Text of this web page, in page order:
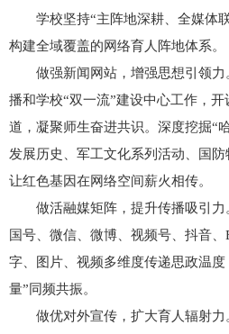
学校坚持“主阵地深耕、全媒体
构建全域覆盖的网络育人阵地体系。
做强新闻网站，增强思想引领
播和学校“双一流”建设中心工作，
道，凝聚师生奋进共识。深度挖掘“
发展历史、军工文化系列活动、国防
让红色基因在网络空间薪火相传。
做活融媒矩阵，提升传播吸引
国号、微信、微博、视频号、抖音
字、图片、视频多维度传递思政温度
量”同频共振。
做优对外宣传，扩大育人辐射